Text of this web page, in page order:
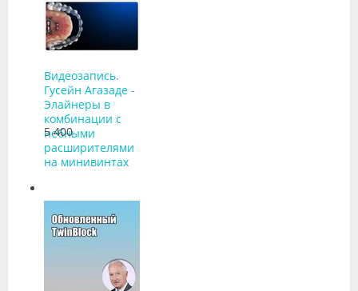
Видеозапись.
Гусейн Агазаде -
Элайнеры в
комбинации с
небными
расширителями
на минивинтах
5 400